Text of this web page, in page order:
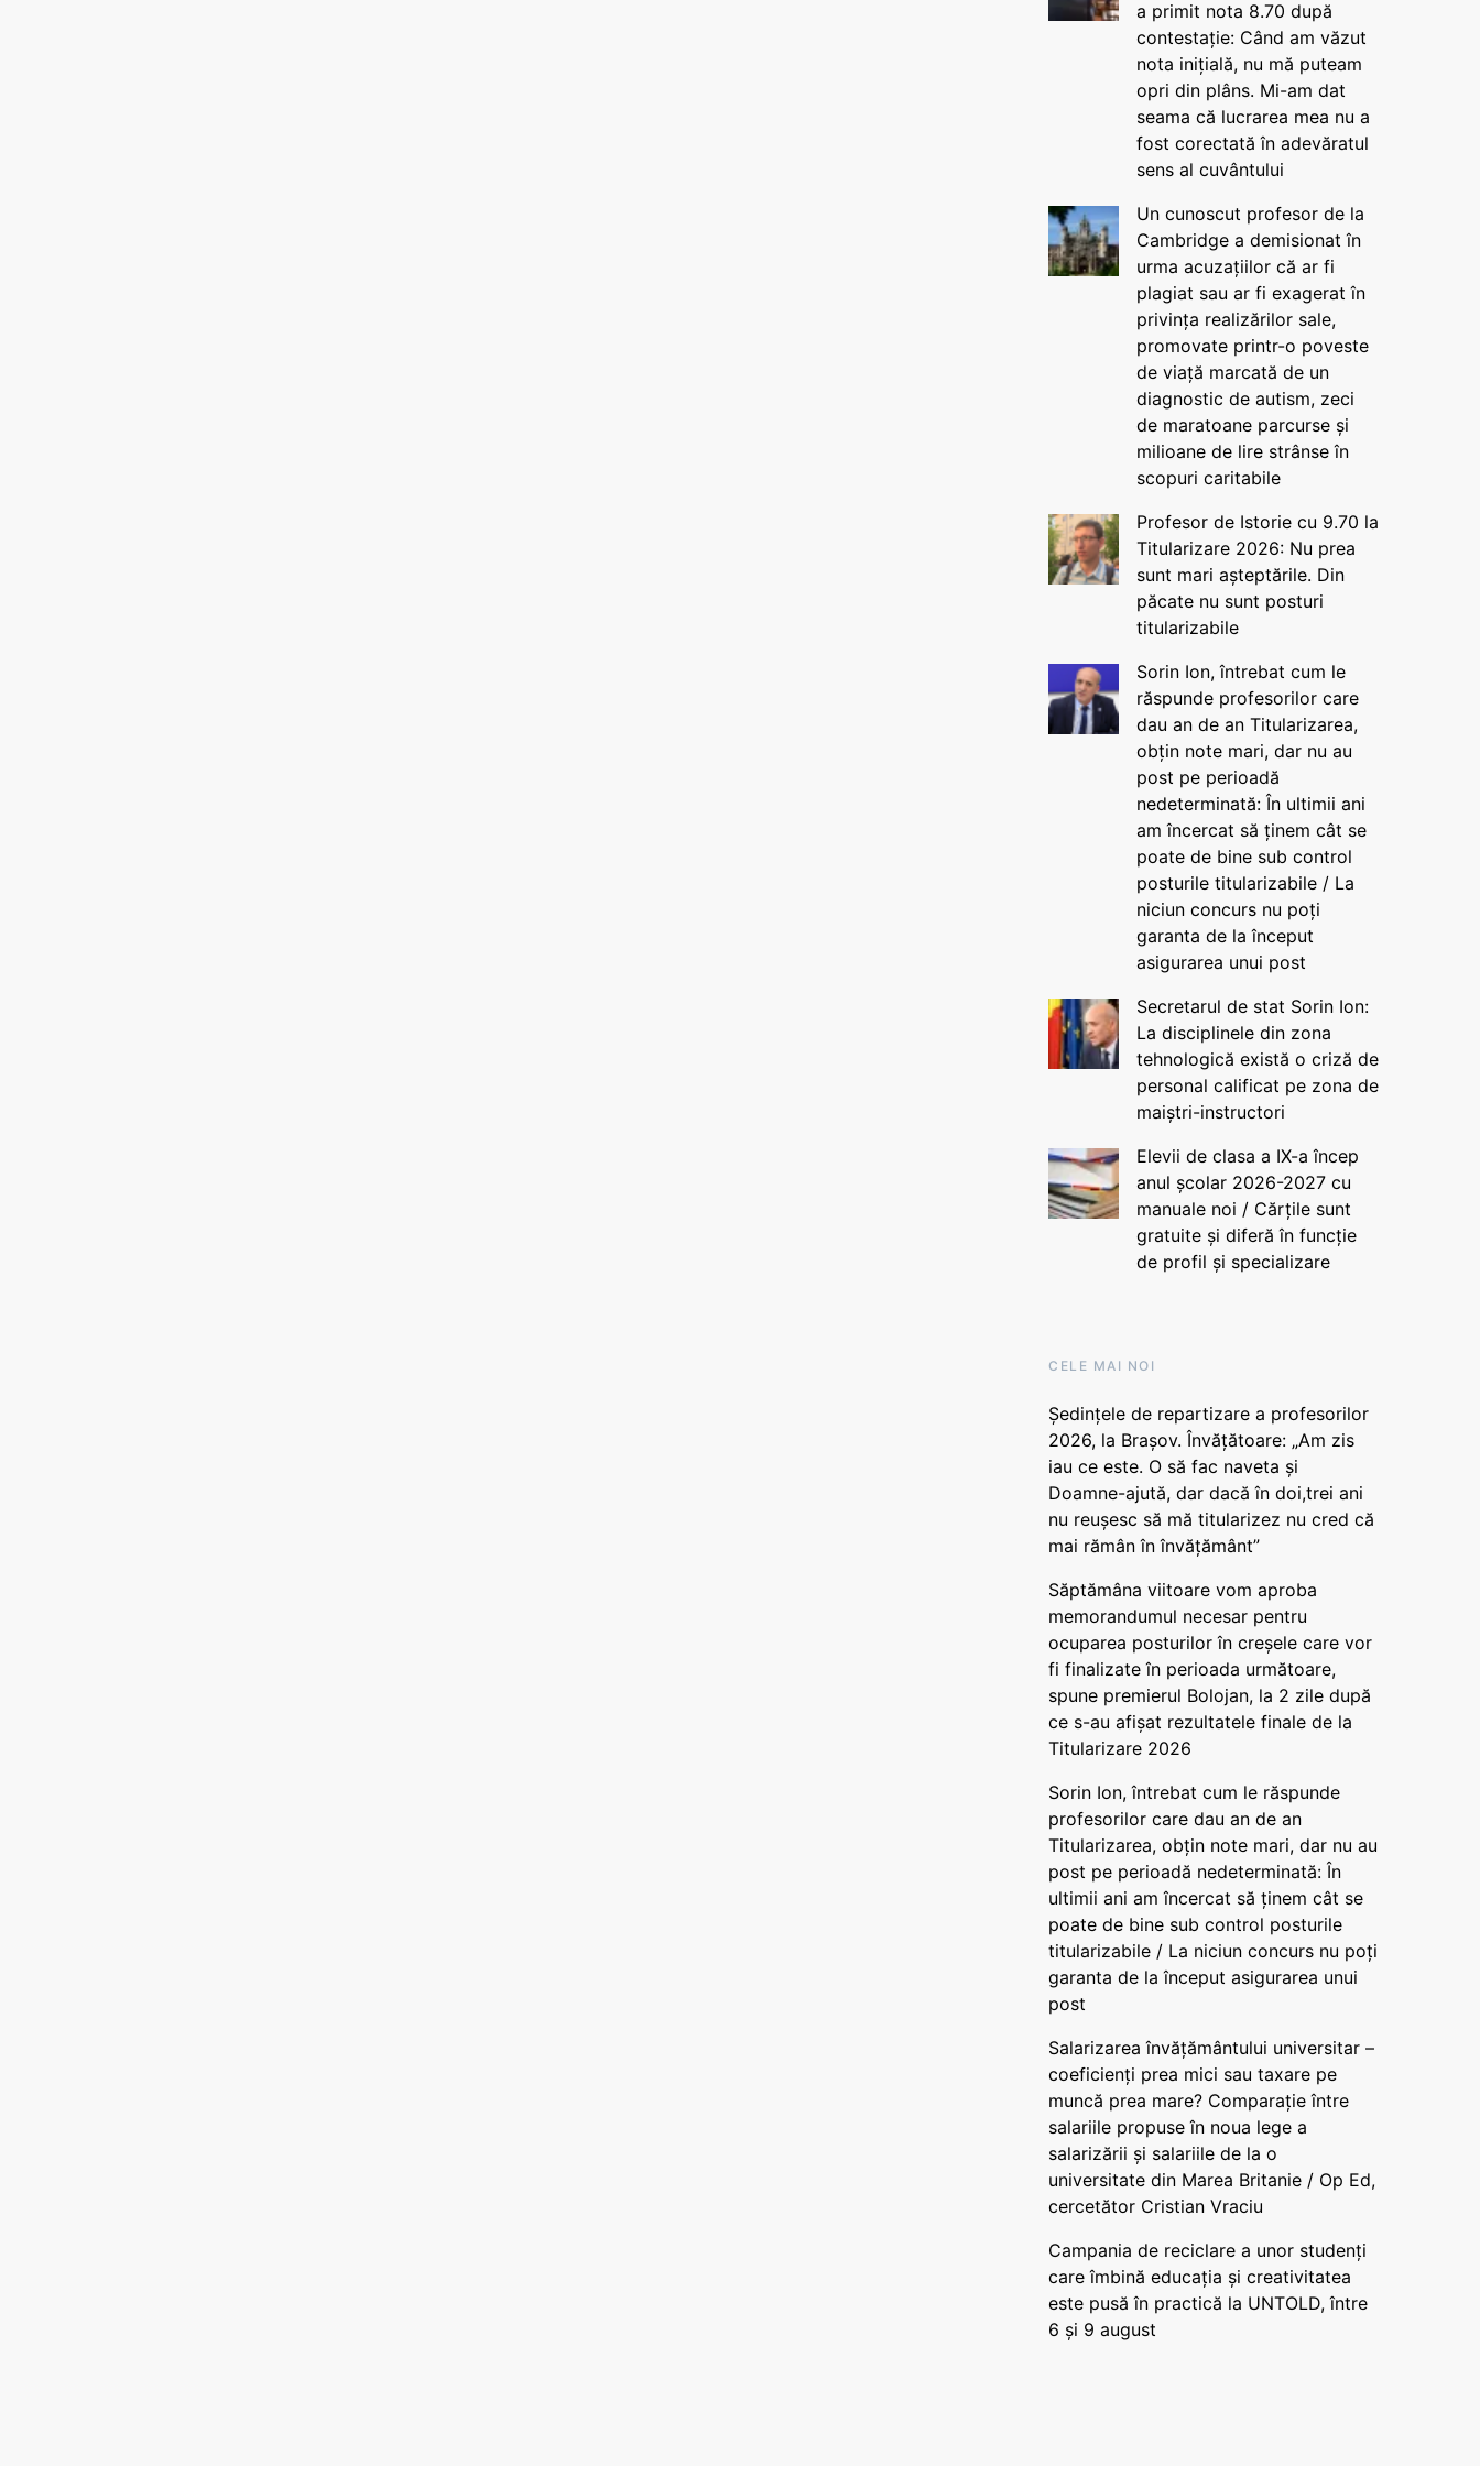
a primit nota 8.70 după
contestație: Când am văzut
nota inițială, nu mă puteam
opri din plâns. Mi-am dat
seama că lucrarea mea nu a
fost corectată în adevăratul
sens al cuvântului
Un cunoscut profesor de la
Cambridge a demisionat în
urma acuzațiilor că ar fi
plagiat sau ar fi exagerat în
privința realizărilor sale,
promovate printr-o poveste
de viață marcată de un
diagnostic de autism, zeci
de maratoane parcurse și
milioane de lire strânse în
scopuri caritabile
Profesor de Istorie cu 9.70 la
Titularizare 2026: Nu prea
sunt mari așteptările. Din
păcate nu sunt posturi
titularizabile
Sorin Ion, întrebat cum le
răspunde profesorilor care
dau an de an Titularizarea,
obțin note mari, dar nu au
post pe perioadă
nedeterminată: În ultimii ani
am încercat să ținem cât se
poate de bine sub control
posturile titularizabile / La
niciun concurs nu poți
garanta de la început
asigurarea unui post
Secretarul de stat Sorin Ion:
La disciplinele din zona
tehnologică există o criză de
personal calificat pe zona de
maiștri-instructori
Elevii de clasa a IX-a încep
anul școlar 2026-2027 cu
manuale noi / Cărțile sunt
gratuite și diferă în funcție
de profil și specializare
CELE MAI NOI
Ședințele de repartizare a profesorilor
2026, la Brașov. Învățătoare: „Am zis
iau ce este. O să fac naveta și
Doamne-ajută, dar dacă în doi,trei ani
nu reușesc să mă titularizez nu cred că
mai rămân în învățământ”
Săptămâna viitoare vom aproba
memorandumul necesar pentru
ocuparea posturilor în creșele care vor
fi finalizate în perioada următoare,
spune premierul Bolojan, la 2 zile după
ce s-au afișat rezultatele finale de la
Titularizare 2026
Sorin Ion, întrebat cum le răspunde
profesorilor care dau an de an
Titularizarea, obțin note mari, dar nu au
post pe perioadă nedeterminată: În
ultimii ani am încercat să ținem cât se
poate de bine sub control posturile
titularizabile / La niciun concurs nu poți
garanta de la început asigurarea unui
post
Salarizarea învățământului universitar –
coeficienți prea mici sau taxare pe
muncă prea mare? Comparație între
salariile propuse în noua lege a
salarizării și salariile de la o
universitate din Marea Britanie / Op Ed,
cercetător Cristian Vraciu
Campania de reciclare a unor studenți
care îmbină educația și creativitatea
este pusă în practică la UNTOLD, între
6 și 9 august